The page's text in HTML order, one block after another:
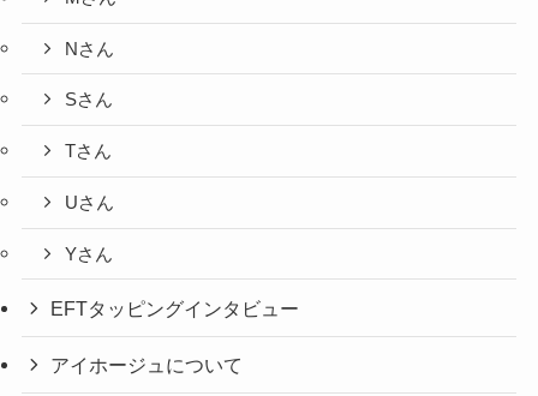
Nさん
Sさん
Tさん
Uさん
Yさん
EFTタッピングインタビュー
アイホージュについて